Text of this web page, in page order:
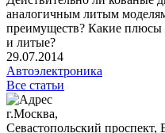
аналогичным литым
преимуществ? Какие
и литые?
29.07.2014
Автоэлектроника
Все статьи
г.Москва,
Севастопольский проспект,